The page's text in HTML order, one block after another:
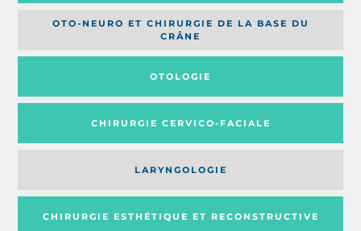
OTO-NEURO ET CHIRURGIE DE LA BASE DU
CRÂNE
OTOLOGIE
CHIRURGIE CERVICO-FACIALE
LARYNGOLOGIE
CHIRURGIE ESTHÉTIQUE ET RECONSTRUCTIVE